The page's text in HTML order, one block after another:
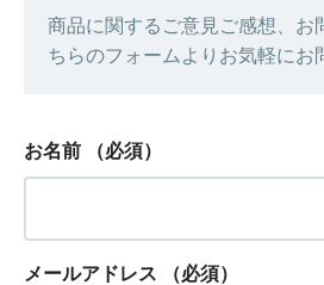
商品に関するご意見ご感想、お
ちらのフォームよりお気軽にお
お名前 （必須）
メールアドレス （必須）